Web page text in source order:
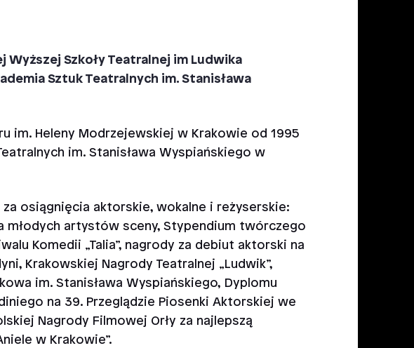
Szkoły Teatralnej im Ludwika
Sztuk Teatralnych im. Stanisława
im. Heleny Modrzejewskiej w Krakowie od 1995
im. Stanisława Wyspiańskiego w
osiągnięcia aktorskie, wokalne i reżyserskie:
młodych artystów sceny, Stypendium twórczego
Komedii „Talia”, nagrody za debiut aktorski na
Krakowskiej Nagrody Teatralnej „Ludwik”,
im. Stanisława Wyspiańskiego, Dyplomu
na 39. Przeglądzie Piosenki Aktorskiej we
Nagrody Filmowej Orły za najlepszą
w Krakowie”.